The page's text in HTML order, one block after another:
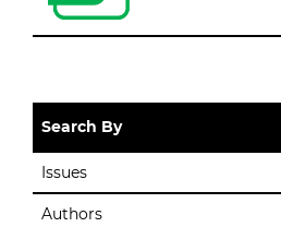
Search By
Issues
Authors